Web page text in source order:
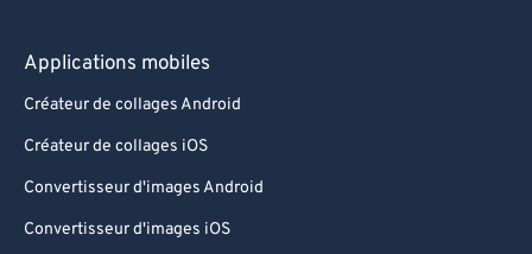
Applications mobiles
Créateur de collages Android
Créateur de collages iOS
Convertisseur d'images Android
Convertisseur d'images iOS